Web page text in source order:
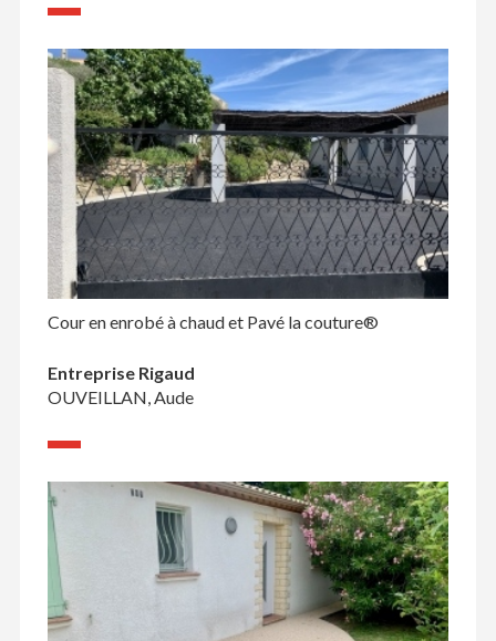
Cour en enrobé à chaud et Pavé la couture®
Entreprise Rigaud
OUVEILLAN, Aude